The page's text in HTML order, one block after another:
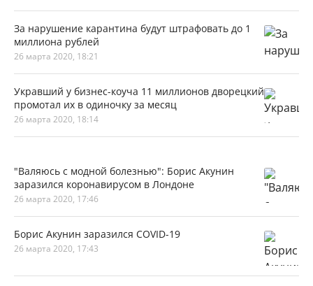
За нарушение карантина будут штрафовать до 1
миллиона рублей
26 марта 2020, 18:21
Укравший у бизнес-коуча 11 миллионов дворецкий
промотал их в одиночку за месяц
26 марта 2020, 18:14
"Валяюсь с модной болезнью": Борис Акунин
заразился коронавирусом в Лондоне
26 марта 2020, 17:46
Борис Акунин заразился COVID-19
26 марта 2020, 17:43